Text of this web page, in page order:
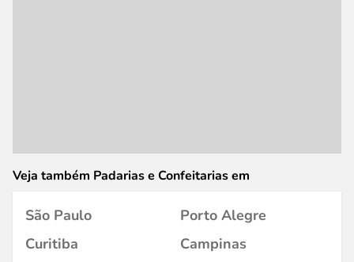
Veja também Padarias e Confeitarias em
São Paulo
Porto Alegre
Curitiba
Campinas